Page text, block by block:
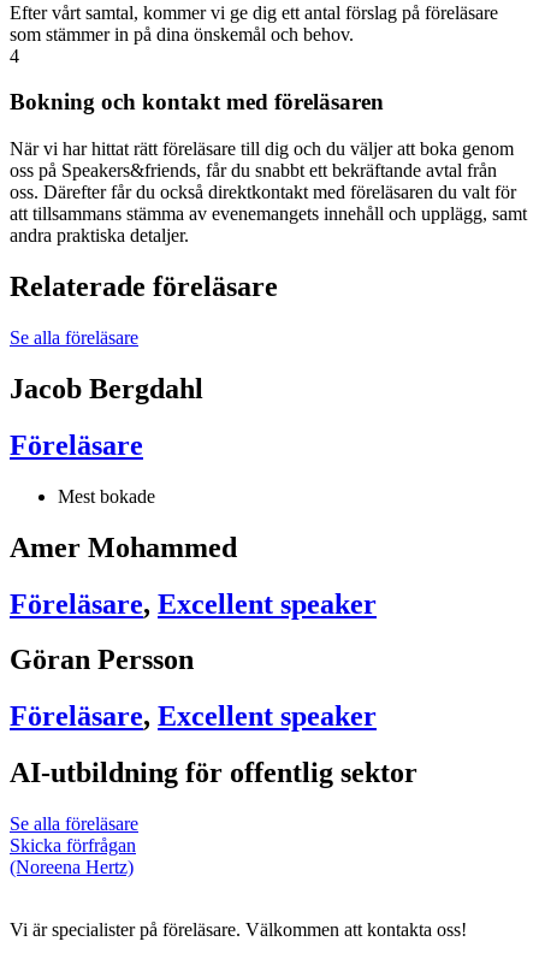
Efter vårt samtal, kommer vi ge dig ett antal förslag på föreläsare
som stämmer in på dina önskemål och behov.
4
Bokning och kontakt med föreläsaren
När vi har hittat rätt föreläsare till dig och du väljer att boka genom
oss på Speakers&friends, får du snabbt ett bekräftande avtal från
oss. Därefter får du också direktkontakt med föreläsaren du valt för
att tillsammans stämma av evenemangets innehåll och upplägg, samt
andra praktiska detaljer.
Relaterade föreläsare
Se alla föreläsare
Jacob Bergdahl
Föreläsare
Mest bokade
Amer Mohammed
Föreläsare, Excellent speaker
Göran Persson
Föreläsare, Excellent speaker
AI-utbildning för offentlig sektor
Se alla föreläsare
Skicka förfrågan
(Noreena Hertz)
Vi är specialister på föreläsare. Välkommen att kontakta oss!